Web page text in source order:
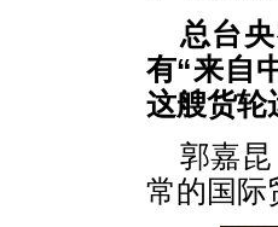
总台
有“来自
这艘货轮
郭嘉
常的国际